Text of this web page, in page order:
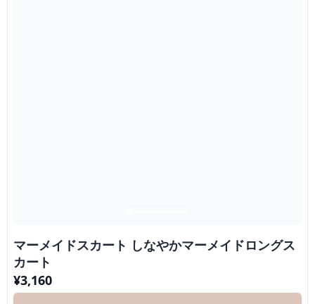
マーメイドスカート しなやかマーメイドロングス
カート
¥3,160